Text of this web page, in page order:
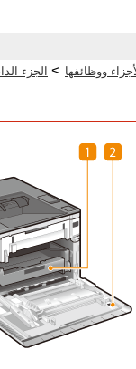
ووظائفها > الجزء